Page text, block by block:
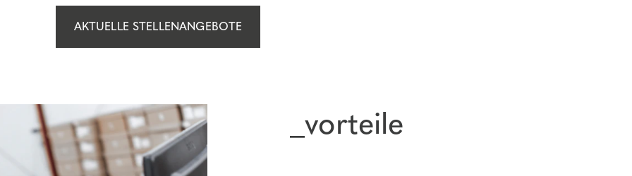
AKTUELLE STELLENANGEBOTE
_vorteile